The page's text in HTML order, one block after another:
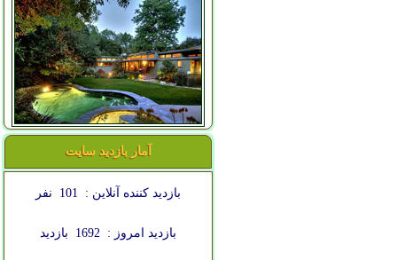
آمار بازدید سایت
بازدید کننده آنلاین : 101 نفر
بازدید امروز : 1692 بازدید